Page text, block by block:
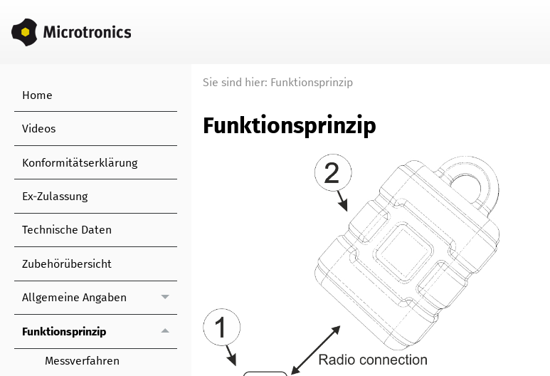
Home
Videos
Konformitätserklärung
Ex-Zulassung
Technische Daten
Zubehörübersicht
Allgemeine Angaben
Funktionsprinzip
Messverfahren
Sie sind hier: Funktionsprinzip
Funktionsprinzip